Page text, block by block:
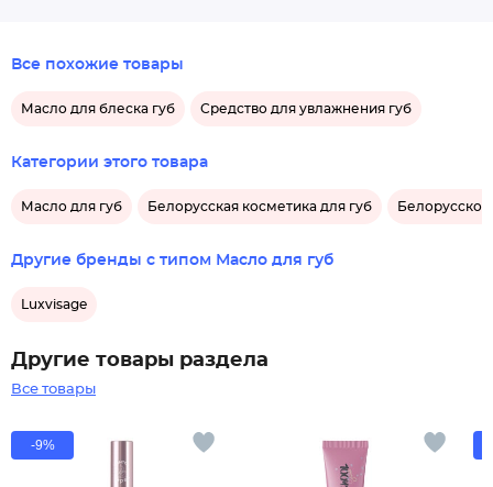
Все похожие товары
Масло для блеска губ Средство для увлажнения губ
Категории этого товара
Масло для губ Белорусская косметика для губ
Другие бренды с типом Масло для губ
Luxvisage
Другие товары раздела
Все товары
-9%